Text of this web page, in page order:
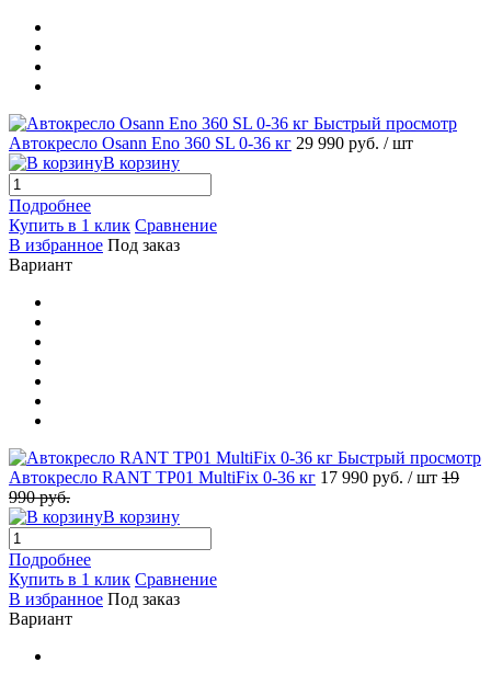
Быстрый просмотр
Автокресло Osann Eno 360 SL 0-36 кг 29 990 руб. / шт
В корзину
Подробнее
Купить в 1 клик Сравнение
В избранное Под заказ
Вариант
Быстрый просмотр
Автокресло RANT TP01 MultiFix 0-36 кг 17 990 руб. / шт 19
990 руб.
В корзину
Подробнее
Купить в 1 клик Сравнение
В избранное Под заказ
Вариант